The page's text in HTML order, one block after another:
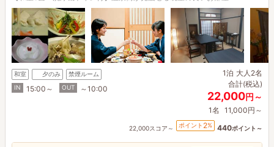
和室 夕のみ
禁煙ルーム
IN
15:00～ OUT ～10:00
1泊 大人2名
合計(税込)
22,000円～
1名 11,000円～
22,000スコア～ ポイント 2% 440ポイント～